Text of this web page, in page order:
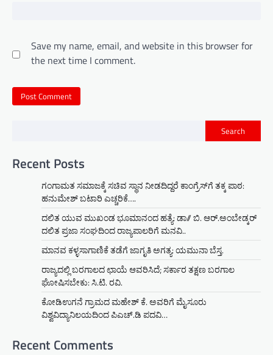
Save my name, email, and website in this browser for
the next time I comment.
Search
Recent Posts
ಗಂಗಾಮತ ಸಮಾಜಕ್ಕೆ ಸಚಿವ ಸ್ಥಾನ ನೀಡದಿದ್ದರೆ ಕಾಂಗ್ರೆಸ್‌ಗೆ ತಕ್ಕ ಪಾಠ:
ಹನುಮೇಶ್ ಬಟಾರಿ ಎಚ್ಚರಿಕೆ….
ದಲಿತ ಯುವ ಮುಖಂಡ ಭೂಮಾನಂದ ಹತ್ಯೆ: ಡಾ// ಬಿ. ಆರ್.ಅಂಬೇಡ್ಕರ್
ದಲಿತ ಪ್ರಜಾ ಸಂಘದಿಂದ ರಾಜ್ಯಪಾಲರಿಗೆ ಮನವಿ..
ಮಾನವ ಕಳ್ಳಸಾಗಾಣಿಕೆ ತಡೆಗೆ ಜಾಗೃತಿ ಅಗತ್ಯ: ಯಮುನಾ ಬೆಸ್ತ.
ರಾಜ್ಯದಲ್ಲಿ ಬರಗಾಲದ ಛಾಯೆ ಆವರಿಸಿದೆ; ಸರ್ಕಾರ ತಕ್ಷಣ ಬರಗಾಲ
ಘೋಷಿಸಬೇಕು: ಸಿ.ಟಿ. ರವಿ.
ಕೋಡಿಉಗನೆ ಗ್ರಾಮದ ಮಹೇಶ್ ಕೆ. ಅವರಿಗೆ ಮೈಸೂರು
ವಿಶ್ವವಿದ್ಯಾನಿಲಯದಿಂದ ಪಿಎಚ್.ಡಿ ಪದವಿ…
Recent Comments